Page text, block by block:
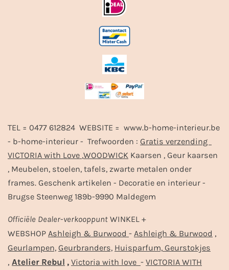
TEL = 0477 612824 WEBSITE = www.b-home-interieur.be
- b-home-interieur - Trefwoorden : Gratis verzending
VICTORIA with Love ,WOODWICK Kaarsen , Geur kaarsen
, Meubelen, stoelen, tafels, zwarte metalen onder
frames. Geschenk artikelen - Decoratie en interieur -
Brugse Steenweg 189b-9990 Maldegem
Officiële Dealer-verkooppunt WINKEL +
WEBSHOP Ashleigh & Burwood - Ashleigh & Burwood ,
Geurlampen, Geurbranders, Huisparfum, Geurstokjes
, Atelier Rebul , Victoria with love - VICTORIA WITH